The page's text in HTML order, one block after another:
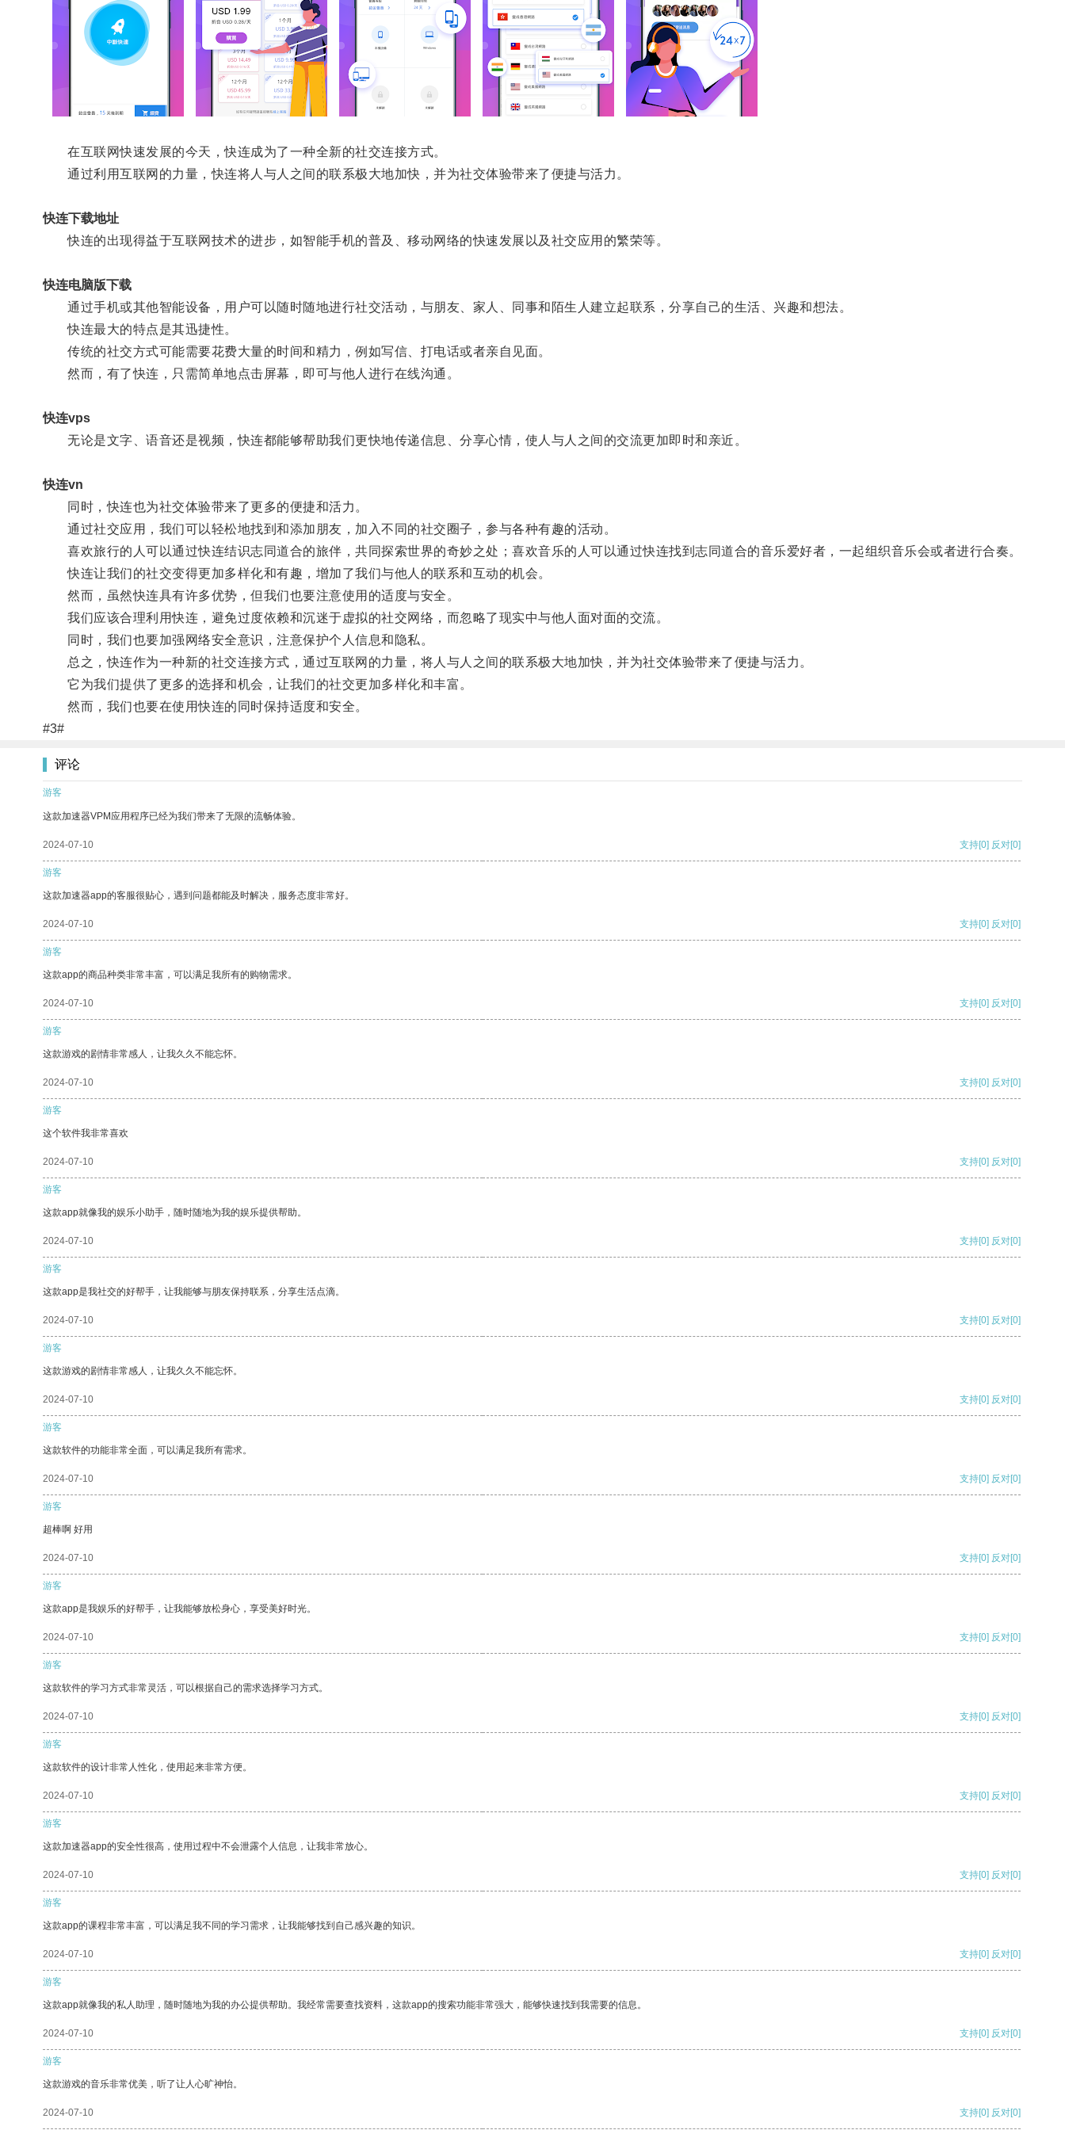
在互联网快速发展的今天，快连成为了一种全新的社交连接方式。
通过利用互联网的力量，快连将人与人之间的联系极大地加快，并为社交体验带来了便捷与活力。
快连下载地址
快连的出现得益于互联网技术的进步，如智能手机的普及、移动网络的快速发展以及社交应用的繁荣等。
快连电脑版下载
通过手机或其他智能设备，用户可以随时随地进行社交活动，与朋友、家人、同事和陌生人建立起联系，分享自己的生活、兴趣和想法。
快连最大的特点是其迅捷性。
传统的社交方式可能需要花费大量的时间和精力，例如写信、打电话或者亲自见面。
然而，有了快连，只需简单地点击屏幕，即可与他人进行在线沟通。
快连vps
无论是文字、语音还是视频，快连都能够帮助我们更快地传递信息、分享心情，使人与人之间的交流更加即时和亲近。
快连vn
同时，快连也为社交体验带来了更多的便捷和活力。
通过社交应用，我们可以轻松地找到和添加朋友，加入不同的社交圈子，参与各种有趣的活动。
喜欢旅行的人可以通过快连结识志同道合的旅伴，共同探索世界的奇妙之处；喜欢音乐的人可以通过快连找到志同道合的音乐爱好者，一起组织音乐会或者进行合奏。
快连让我们的社交变得更加多样化和有趣，增加了我们与他人的联系和互动的机会。
然而，虽然快连具有许多优势，但我们也要注意使用的适度与安全。
我们应该合理利用快连，避免过度依赖和沉迷于虚拟的社交网络，而忽略了现实中与他人面对面的交流。
同时，我们也要加强网络安全意识，注意保护个人信息和隐私。
总之，快连作为一种新的社交连接方式，通过互联网的力量，将人与人之间的联系极大地加快，并为社交体验带来了便捷与活力。
它为我们提供了更多的选择和机会，让我们的社交更加多样化和丰富。
然而，我们也要在使用快连的同时保持适度和安全。
#3#
评论
游客
这款加速器VPM应用程序已经为我们带来了无限的流畅体验。
2024-07-10 支持[0] 反对[0]
游客
这款加速器app的客服很贴心，遇到问题都能及时解决，服务态度非常好。
2024-07-10 支持[0] 反对[0]
游客
这款app的商品种类非常丰富，可以满足我所有的购物需求。
2024-07-10 支持[0] 反对[0]
游客
这款游戏的剧情非常感人，让我久久不能忘怀。
2024-07-10 支持[0] 反对[0]
游客
这个软件我非常喜欢
2024-07-10 支持[0] 反对[0]
游客
这款app就像我的娱乐小助手，随时随地为我的娱乐提供帮助。
2024-07-10 支持[0] 反对[0]
游客
这款app是我社交的好帮手，让我能够与朋友保持联系，分享生活点滴。
2024-07-10 支持[0] 反对[0]
游客
这款游戏的剧情非常感人，让我久久不能忘怀。
2024-07-10 支持[0] 反对[0]
游客
这款软件的功能非常全面，可以满足我所有需求。
2024-07-10 支持[0] 反对[0]
游客
超棒啊 好用
2024-07-10 支持[0] 反对[0]
游客
这款app是我娱乐的好帮手，让我能够放松身心，享受美好时光。
2024-07-10 支持[0] 反对[0]
游客
这款软件的学习方式非常灵活，可以根据自己的需求选择学习方式。
2024-07-10 支持[0] 反对[0]
游客
这款软件的设计非常人性化，使用起来非常方便。
2024-07-10 支持[0] 反对[0]
游客
这款加速器app的安全性很高，使用过程中不会泄露个人信息，让我非常放心。
2024-07-10 支持[0] 反对[0]
游客
这款app的课程非常丰富，可以满足我不同的学习需求，让我能够找到自己感兴趣的知识。
2024-07-10 支持[0] 反对[0]
游客
这款app就像我的私人助理，随时随地为我的办公提供帮助。我经常需要查找资料，这款app的搜索功能非常强大，能够快速找到我需要的信息。
2024-07-10 支持[0] 反对[0]
游客
这款游戏的音乐非常优美，听了让人心旷神怡。
2024-07-10 支持[0] 反对[0]